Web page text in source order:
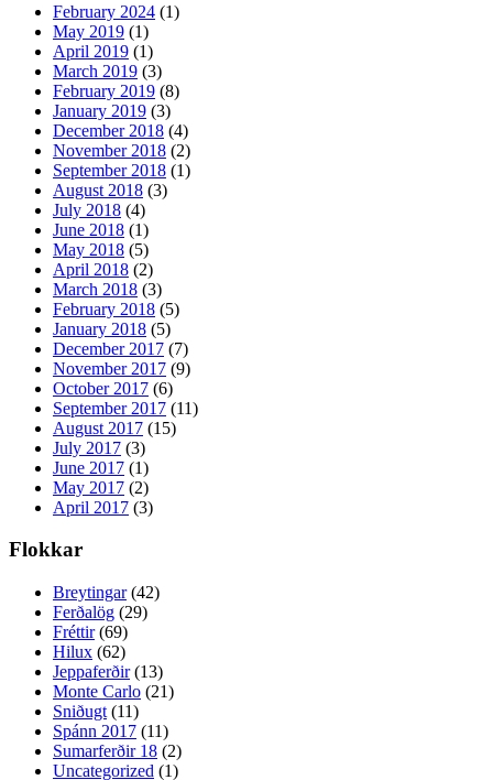
February 2024 (1)
May 2019 (1)
April 2019 (1)
March 2019 (3)
February 2019 (8)
January 2019 (3)
December 2018 (4)
November 2018 (2)
September 2018 (1)
August 2018 (3)
July 2018 (4)
June 2018 (1)
May 2018 (5)
April 2018 (2)
March 2018 (3)
February 2018 (5)
January 2018 (5)
December 2017 (7)
November 2017 (9)
October 2017 (6)
September 2017 (11)
August 2017 (15)
July 2017 (3)
June 2017 (1)
May 2017 (2)
April 2017 (3)
Flokkar
Breytingar(42)
Ferðalög (29)
Fréttir(69)
Hilux (62)
Jeppaferðir(13)
Monte Carlo (21)
Sniðugt (11)
Spánn 2017 (11)
Sumarferðir 18 (2)
Uncategorized (1)